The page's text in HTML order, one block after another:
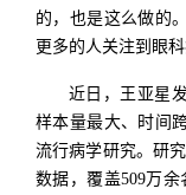
的，也是这么做的
更多的人关注到眼
近日，王亚星
样本量最大、时间
流行病学研究。研
数据，覆盖509万